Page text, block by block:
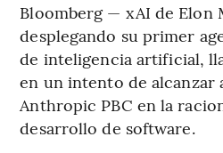
Bloomberg — xAI de Elon
desplegando su primer
de inteligencia artificial,
en un intento de alcanzar
Anthropic PBC en la
desarrollo de software.